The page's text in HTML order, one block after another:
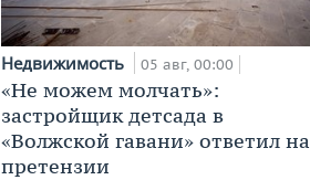
Недвижимость 05 авг, 00:00
«Не можем молчать»:
застройщик детсада в
«Волжской гавани» ответил на
претензии